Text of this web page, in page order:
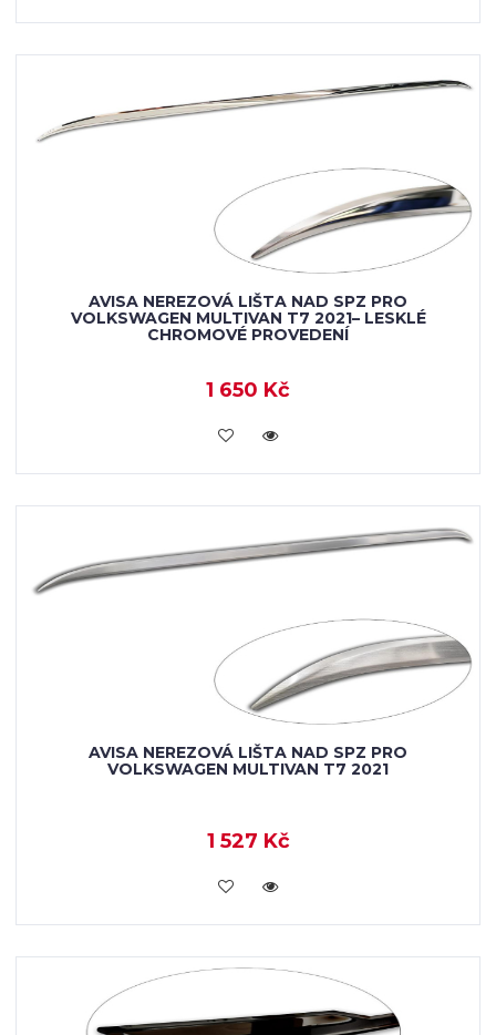
AVISA NEREZOVÁ LIŠTA NAD SPZ PRO
VOLKSWAGEN MULTIVAN T7 2021– LESKLÉ
CHROMOVÉ PROVEDENÍ
1 650 Kč
VLOŽIT DO KOŠÍKU
AVISA NEREZOVÁ LIŠTA NAD SPZ PRO
VOLKSWAGEN MULTIVAN T7 2021
1 527 Kč
VLOŽIT DO KOŠÍKU